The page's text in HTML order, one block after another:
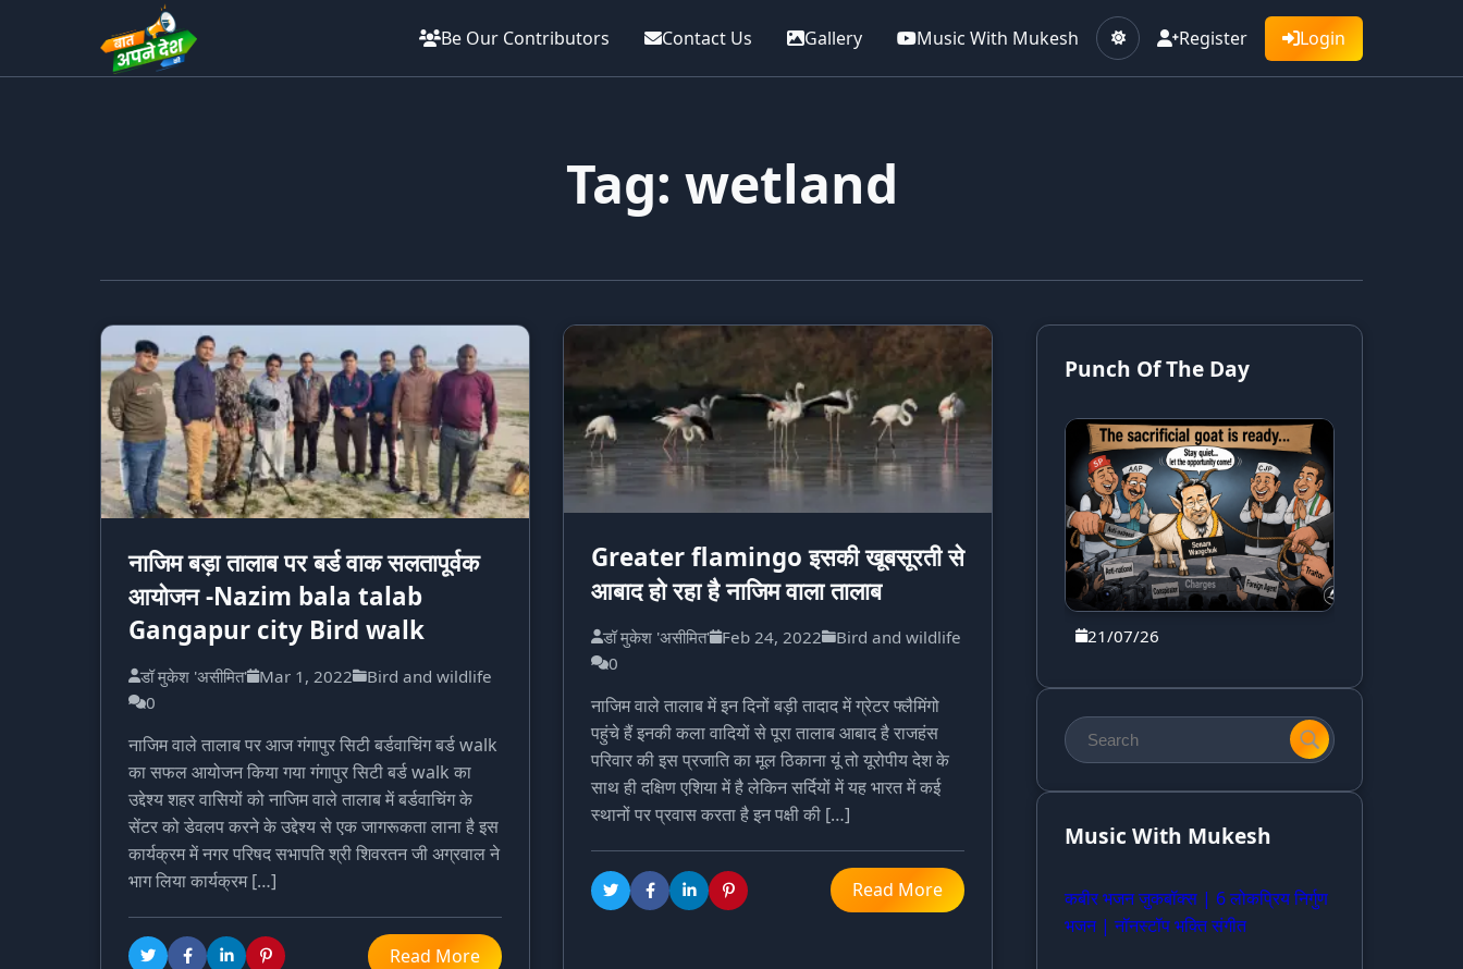
Be Our Contributors Contact Us Gallery Music With Mukesh Register Login
Tag: wetland
नाजिम बड़ा तालाब पर बर्ड वाक सलतापूर्वक
आयोजन -Nazim bala talab
Gangapur city Bird walk
डॉ मुकेश 'असीमित' Mar 1, 2022
Bird and wildlife
0
नाजिम वाले तालाब पर आज गंगापुर सिटी बर्डवाचिंग बर्ड walk
का सफल आयोजन किया गया गंगापुर सिटी बर्ड walk का
उद्देश्य शहर वासियों को नाजिम वाले तालाब में बर्डवाचिंग के
सेंटर को डेवलप करने के उद्देश्य से एक जागरूकता लाना है इस
कार्यक्रम में नगर परिषद सभापति श्री शिवरतन जी अग्रवाल ने
भाग लिया कार्यक्रम […]
Read More
Greater flamingo इसकी खूबसूरती से
आबाद हो रहा है नाजिम वाला तालाब
डॉ मुकेश 'असीमित' Feb 24, 2022
Bird and wildlife
0
नाजिम वाले तालाब में इन दिनों बड़ी तादाद में ग्रेटर फ्लैमिंगो
पहुंचे हैं इनकी कला वादियों से पूरा तालाब आबाद है राजहंस
परिवार की इस प्रजाति का मूल ठिकाना यूं तो यूरोपीय देश के
साथ ही दक्षिण एशिया में है लेकिन सर्दियों में यह भारत में कई
स्थानों पर प्रवास करता है इन पक्षी की […]
Read More
Punch Of The Day
21/07/26
Music With Mukesh
कबीर भजन जुकबॉक्स | 6 लोकप्रिय निर्गुण
भजन | नॉनस्टॉप भक्ति संगीत